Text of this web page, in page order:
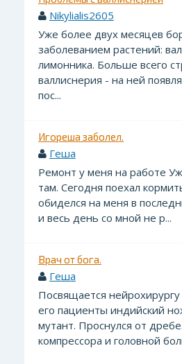
Nikylialis2605
Уже более двух месяцев
заболеванием растений:
лимонника. Больше всего
валлиснерия - на ней
пос...
Игореша заболел.
Геша
Ремонт у меня на работе
там. Сегодня поехал
обиделся на меня в
и весь день со мной не р...
Врач от бога.
Геша
Посвящается
его пациенты индийский
мутант. Проснулся от
компрессора и головной